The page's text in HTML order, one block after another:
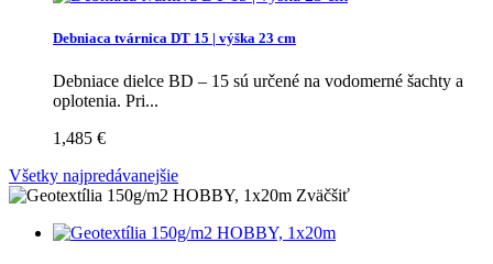
Debniaca tvárnica DT 15 | výška 23 cm
Debniace dielce BD – 15 sú určené na vodomerné šachty a
oplotenia. Pri...
1,485 €
Všetky najpredávanejšie
Zväčšiť